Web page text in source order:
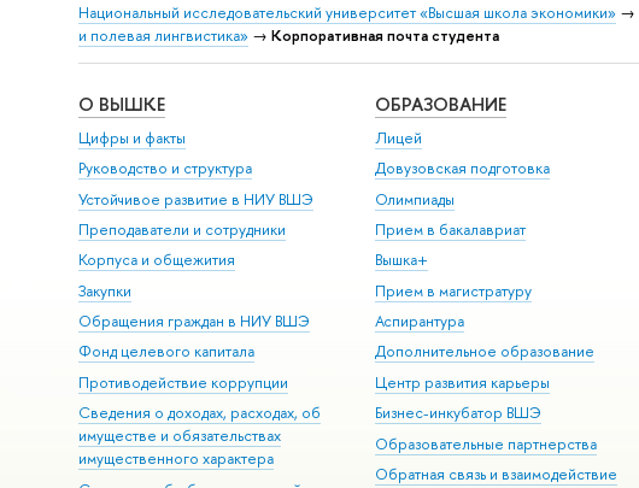
Национальный исследовательский университет «Высшая школа экономики» →
и полевая лингвистика» → Корпоративная почта студента
О ВЫШКЕ
Цифры и факты
Руководство и структура
Устойчивое развитие в НИУ ВШЭ
Преподаватели и сотрудники
Корпуса и общежития
Закупки
Обращения граждан в НИУ ВШЭ
Фонд целевого капитала
Противодействие коррупции
Сведения о доходах, расходах, об
имуществе и обязательствах
имущественного характера
ОБРАЗОВАНИЕ
Лицей
Довузовская подготовка
Олимпиады
Прием в бакалавриат
Вышка+
Прием в магистратуру
Аспирантура
Дополнительное образование
Центр развития карьеры
Бизнес-инкубатор ВШЭ
Образовательные партнерства
Обратная связь и взаимодействие